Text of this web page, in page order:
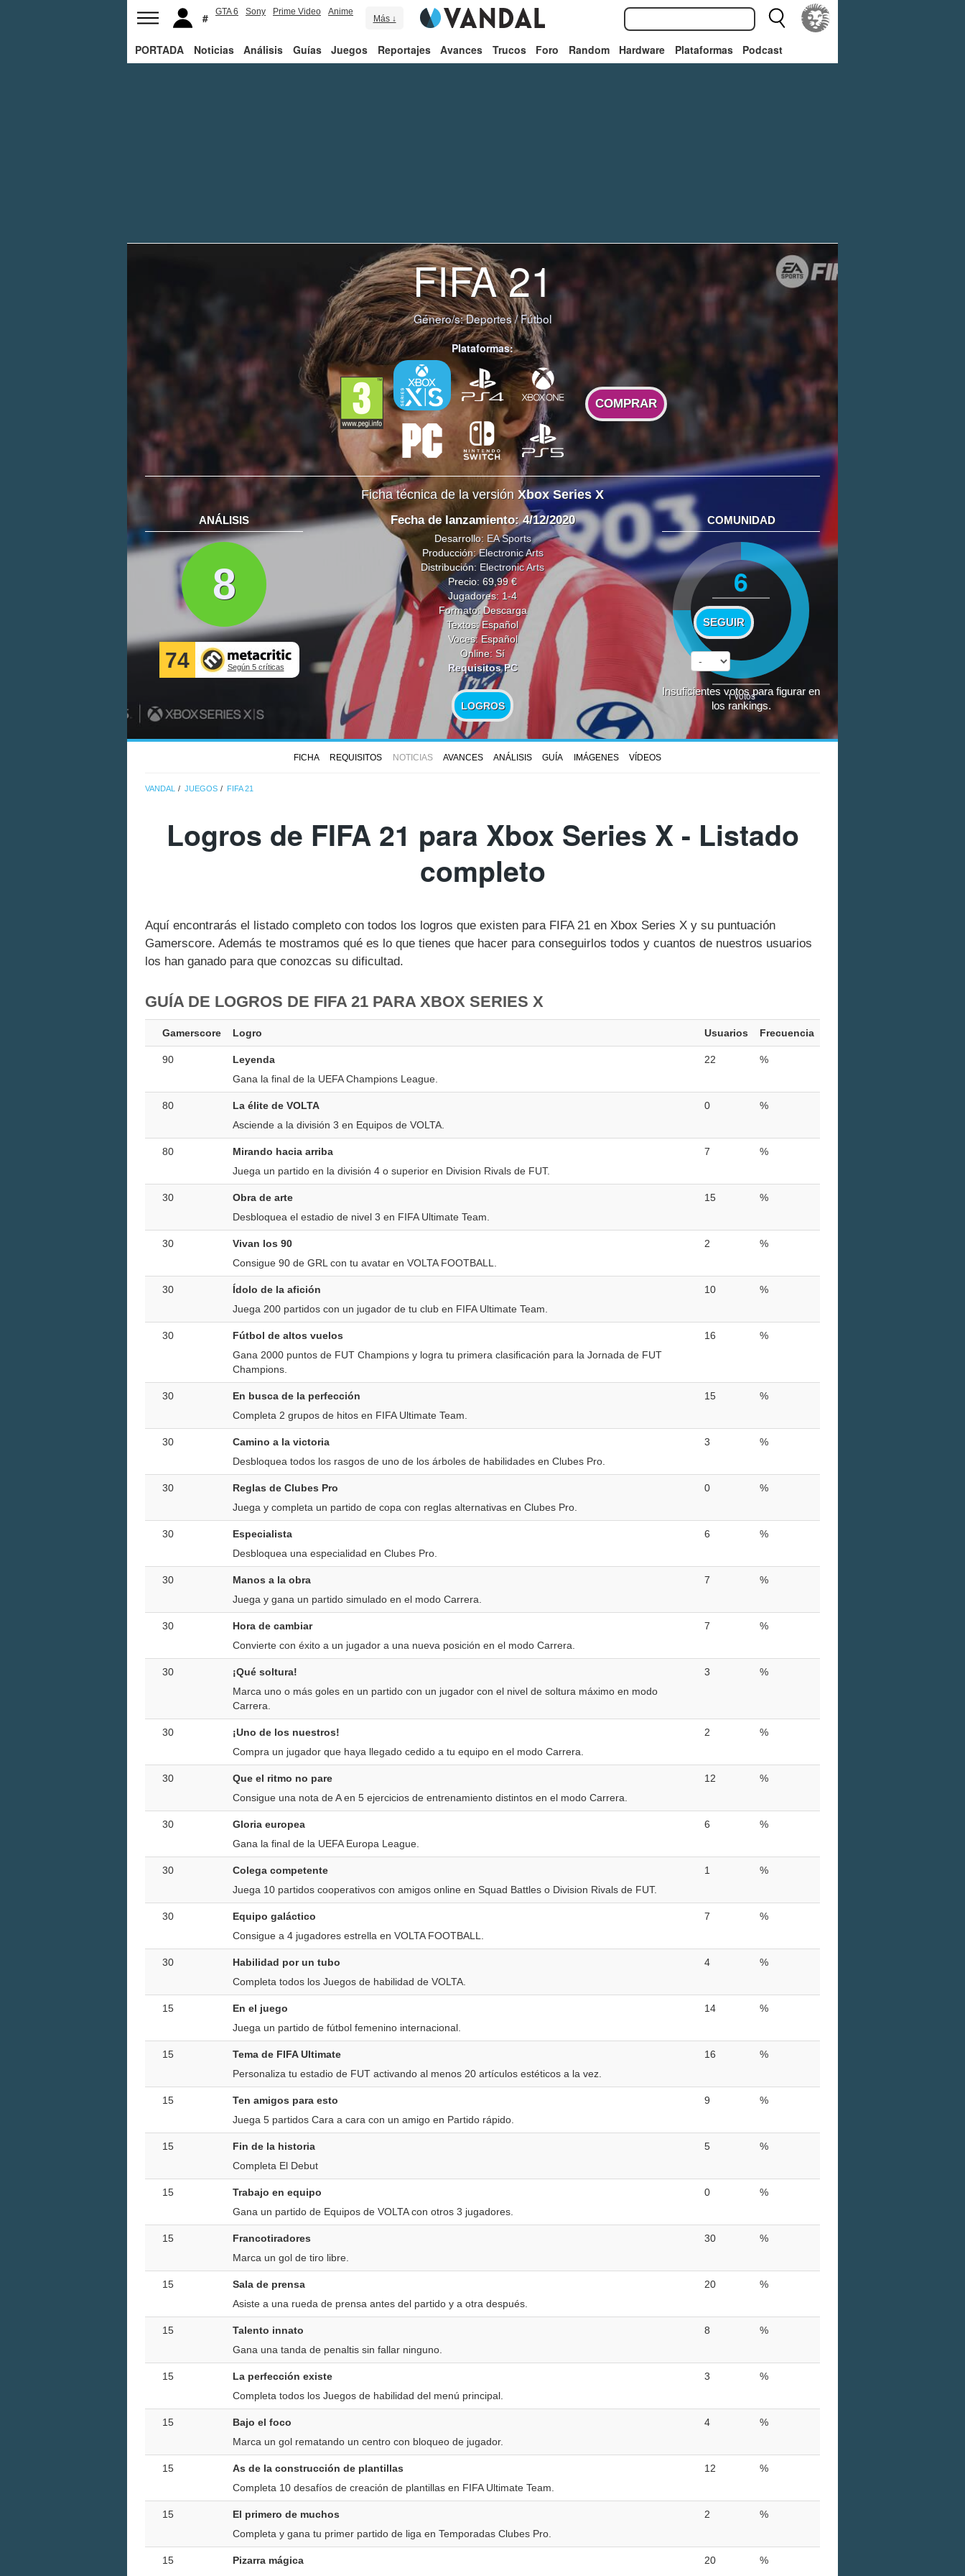
GTA 6 Sony Prime Video Anime
Más ↓
PORTADA Noticias Análisis Guías Juegos Reportajes Avances Trucos Foro Random Hardware Plataformas Podcast
FIFA 21
Género/s:Deportes/Fútbol
Plataformas:
COMPRAR
Ficha técnica de la versión Xbox Series X
ANÁLISIS
8
74 Según 5 críticas
Fecha de lanzamiento: 4/12/2020
Desarrollo: EA Sports
Producción:Electronic Arts
Distribución: Electronic Arts
Precio: 69,99 €
Jugadores: 1-4
Formato: Descarga
Textos: Español
Voces: Español
Online: Sí
Requisitos PC
LOGROS
COMUNIDAD
6
SEGUIR
1votos
Insuficientes votos para figurar en
los rankings.
FICHA REQUISITOS NOTICIAS AVANCES ANÁLISIS GUÍA IMÁGENES VÍDEOS
VANDAL JUEGOS FIFA 21
Logros de FIFA 21 para Xbox Series X - Listado
completo
Aquí encontrarás el listado completo con todos los logros que existen para FIFA 21 en Xbox Series X y su puntuación
Gamerscore. Además te mostramos qué es lo que tienes que hacer para conseguirlos todos y cuantos de nuestros usuarios
los han ganado para que conozcas su dificultad.
GUÍA DE LOGROS DE FIFA 21 PARA XBOX SERIES X
Gamerscore Logro Usuarios Frecuencia
90
Leyenda
Gana la final de la UEFA Champions League.
22 %
80
La élite de VOLTA
Asciende a la división 3 en Equipos de VOLTA.
0 %
80
Mirando hacia arriba
Juega un partido en la división 4 o superior en Division Rivals de FUT.
7 %
30
Obra de arte
Desbloquea el estadio de nivel 3 en FIFA Ultimate Team.
15 %
30
Vivan los 90
Consigue 90 de GRL con tu avatar en VOLTA FOOTBALL.
2 %
30
Ídolo de la afición
Juega 200 partidos con un jugador de tu club en FIFA Ultimate Team.
10 %
30
Fútbol de altos vuelos
Gana 2000 puntos de FUT Champions y logra tu primera clasificación para la Jornada de FUT
Champions.
16 %
30
En busca de la perfección
Completa 2 grupos de hitos en FIFA Ultimate Team.
15 %
30
Camino a la victoria
Desbloquea todos los rasgos de uno de los árboles de habilidades en Clubes Pro.
3 %
30
Reglas de Clubes Pro
Juega y completa un partido de copa con reglas alternativas en Clubes Pro.
0 %
30
Especialista
Desbloquea una especialidad en Clubes Pro.
6 %
30
Manos a la obra
Juega y gana un partido simulado en el modo Carrera.
7 %
30
Hora de cambiar
Convierte con éxito a un jugador a una nueva posición en el modo Carrera.
7 %
30
¡Qué soltura!
Marca uno o más goles en un partido con un jugador con el nivel de soltura máximo en modo
Carrera.
3 %
30
¡Uno de los nuestros!
Compra un jugador que haya llegado cedido a tu equipo en el modo Carrera.
2 %
30
Que el ritmo no pare
Consigue una nota de A en 5 ejercicios de entrenamiento distintos en el modo Carrera.
12 %
30
Gloria europea
Gana la final de la UEFA Europa League.
6 %
30
Colega competente
Juega 10 partidos cooperativos con amigos online en Squad Battles o Division Rivals de FUT.
1 %
30
Equipo galáctico
Consigue a 4 jugadores estrella en VOLTA FOOTBALL.
7 %
30
Habilidad por un tubo
Completa todos los Juegos de habilidad de VOLTA.
4 %
15
En el juego
Juega un partido de fútbol femenino internacional.
14 %
15
Tema de FIFA Ultimate
Personaliza tu estadio de FUT activando al menos 20 artículos estéticos a la vez.
16 %
15
Ten amigos para esto
Juega 5 partidos Cara a cara con un amigo en Partido rápido.
9 %
15
Fin de la historia
Completa El Debut
5 %
15
Trabajo en equipo
Gana un partido de Equipos de VOLTA con otros 3 jugadores.
0 %
15
Francotiradores
Marca un gol de tiro libre.
30 %
15
Sala de prensa
Asiste a una rueda de prensa antes del partido y a otra después.
20 %
15
Talento innato
Gana una tanda de penaltis sin fallar ninguno.
8 %
15
La perfección existe
Completa todos los Juegos de habilidad del menú principal.
3 %
15
Bajo el foco
Marca un gol rematando un centro con bloqueo de jugador.
4 %
15
As de la construcción de plantillas
Completa 10 desafíos de creación de plantillas en FIFA Ultimate Team.
12 %
15
El primero de muchos
Completa y gana tu primer partido de liga en Temporadas Clubes Pro.
2 %
15
Pizarra mágica
20 %